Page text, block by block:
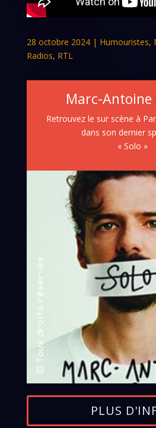
28 octobre 2024| Humouristes,
Radios, RTL
Marc-Antoine
Retrouvez le sur scène à
dans son dernier
« Solo »
PLUS